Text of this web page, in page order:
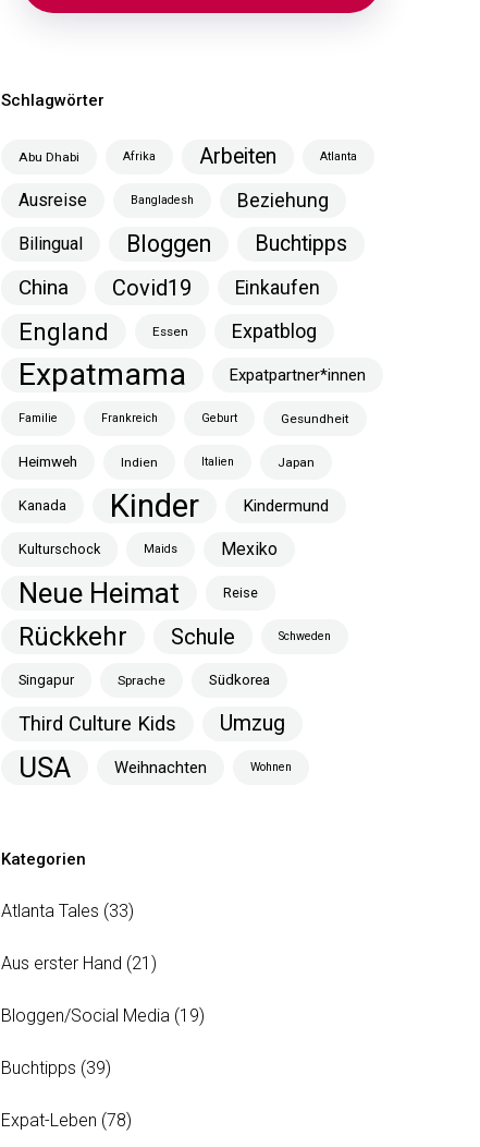
Schlagwörter
Abu Dhabi Afrika Arbeiten Atlanta
Ausreise Bangladesh Beziehung
Bilingual Bloggen
Buchtipps
China
Covid19 Einkaufen
England Essen Expatblog
Expatmama Expatpartner*innen
Familie Frankreich Geburt Gesundheit
Heimweh Indien Italien Japan
Kanada Kinder Kindermund
Kulturschock Maids Mexiko
Neue Heimat Reise
Rückkehr Schule Schweden
Singapur Sprache Südkorea
Third Culture Kids Umzug
USA Weihnachten Wohnen
Kategorien
Atlanta Tales (33)
Aus erster Hand (21)
Bloggen/Social Media (19)
Buchtipps (39)
Expat-Leben (78)